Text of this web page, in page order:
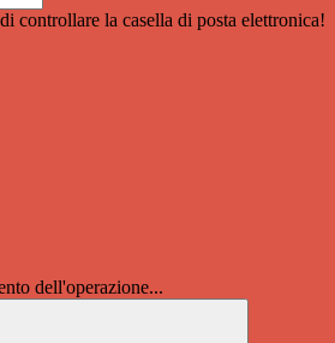
controllare la casella di posta elettronica!
dell'operazione...